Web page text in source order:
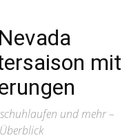
mit
und mehr –